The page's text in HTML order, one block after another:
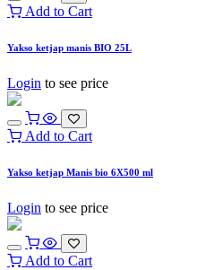
Add to Cart
Yakso ketjap manis BIO 25L
Login to see price
Add to Cart
Yakso ketjap Manis bio 6X500 ml
Login to see price
Add to Cart